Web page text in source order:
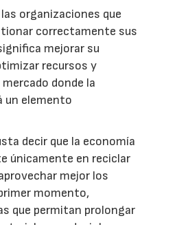
organizaciones que
correctamente sus
mejorar su
recursos y
donde la
un elemento
decir que la economía
únicamente en reciclar
mejor los
momento,
que permitan prolongar